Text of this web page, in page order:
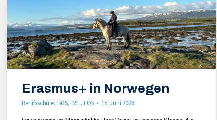
Erasmus+ in Norwegen
Berufsschule, BOS, BSL, FOS 15. Juni 2026